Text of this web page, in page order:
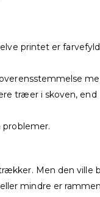
printet er
træer i skoven, end
problemer.
Men den
mindre er